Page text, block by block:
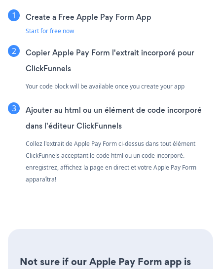
Create a Free Apple Pay Form App
Start for free now
Copier Apple Pay Form l'extrait incorporé pour
ClickFunnels
Your code block will be available once you create your app
Ajouter au html ou un élément de code incorporé
dans l'éditeur ClickFunnels
Collez l'extrait de Apple Pay Form ci-dessus dans tout élément
ClickFunnels acceptant le code html ou un code incorporé.
enregistrez, affichez la page en direct et votre Apple Pay Form
apparaîtra!
Not sure if our Apple Pay Form app is